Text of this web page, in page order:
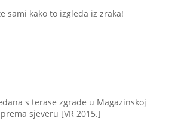
sami kako to izgleda iz zraka!
s terase zgrade u Magazinskoj
sjeveru [VR 2015.]